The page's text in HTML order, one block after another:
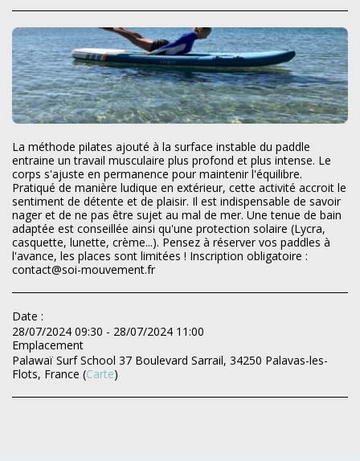
La méthode pilates ajouté à la surface instable du paddle
entraine un travail musculaire plus profond et plus intense. Le
corps s'ajuste en permanence pour maintenir l'équilibre.
Pratiqué de manière ludique en extérieur, cette activité accroit le
sentiment de détente et de plaisir. Il est indispensable de savoir
nager et de ne pas être sujet au mal de mer. Une tenue de bain
adaptée est conseillée ainsi qu'une protection solaire (Lycra,
casquette, lunette, crème...). Pensez à réserver vos paddles à
l'avance, les places sont limitées ! Inscription obligatoire :
contact@soi-mouvement.fr
Date :
28/07/2024 09:30 - 28/07/2024 11:00
Emplacement
Palawaï Surf School 37 Boulevard Sarrail, 34250 Palavas-les-
Flots, France (Carte)